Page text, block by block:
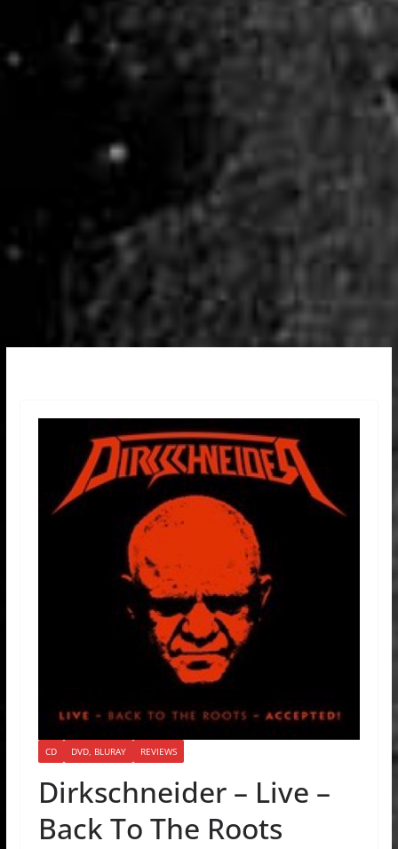
CD DVD, BLURAY REVIEWS
Dirkschneider – Live –
Back To The Roots